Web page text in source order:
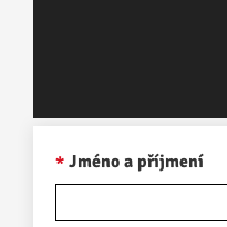
Jméno a příjmení